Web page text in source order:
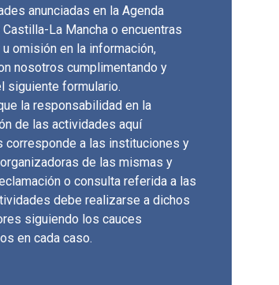
anunciadas en la Agenda
Castilla-La Mancha o encuentras
u omisión en la información,
nosotros cumplimentando y
siguiente formulario.
la responsabilidad en la
de las actividades aquí
corresponde a las instituciones y
de las mismas y
o consulta referida a las
debe realizarse a dichos
siguiendo los cauces
en cada caso.